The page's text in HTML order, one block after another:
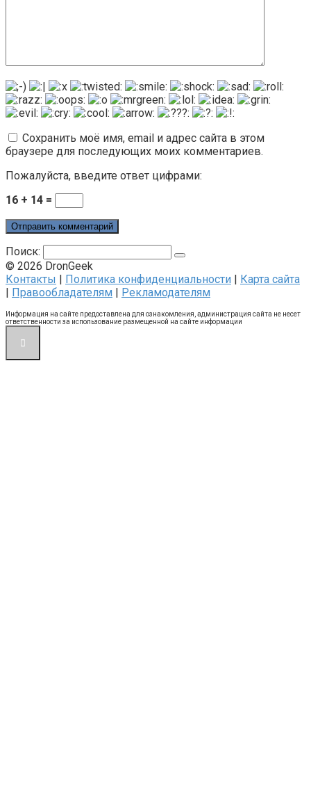
Сохранить моё имя, email и адрес сайта в этом
браузере для последующих моих комментариев.
Пожалуйста, введите ответ цифрами:
16 + 14 =
Поиск:
© 2026 DronGeek
Контакты | Политика конфиденциальности | Карта сайта
| Правообладателям | Рекламодателям
Информация на сайте предоставлена для ознакомления, администрация сайта не несет
ответственности за использование размещенной на сайте информации